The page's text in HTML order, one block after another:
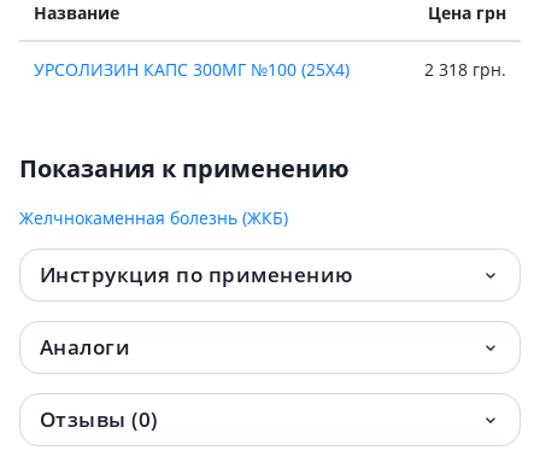
Название Цена грн
УРСОЛИЗИН КАПС 300МГ №100 (25Х4) 2 318 грн.
Показания к применению
Желчнокаменная болезнь (ЖКБ)
Инструкция по применению
Аналоги
Отзывы (0)